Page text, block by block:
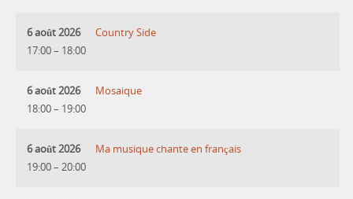
6 août 2026
17:00– 18:00
Country Side
6 août 2026
18:00– 19:00
Mosaique
6 août 2026
19:00– 20:00
Ma musique chante en français